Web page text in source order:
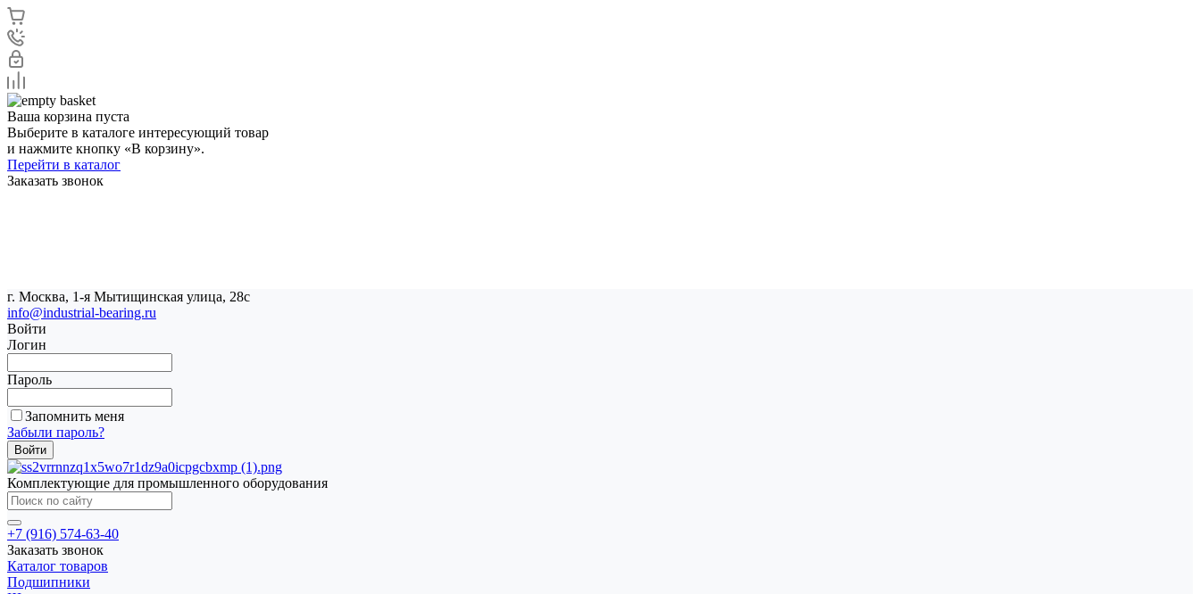
Ваша корзина пуста
Выберите в каталоге интересующий товар
и нажмите кнопку «В корзину».
Перейти в каталог
Заказать звонок
г. Москва, 1-я Мытищинская улица, 28с
info@industrial-bearing.ru
Войти
Логин
Пароль
Запомнить меня
Забыли пароль?
Комплектующие для промышленного оборудования
+7 (916) 574-63-40
Заказать звонок
Каталог товаров
Подшипники